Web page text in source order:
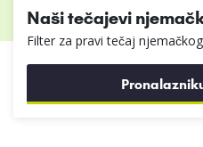
Naši tečajevi
Filter za pravi tečaj